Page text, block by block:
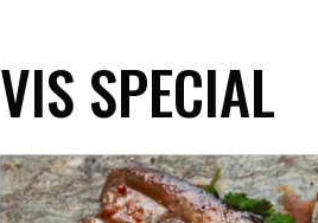
VIS SPECIAL